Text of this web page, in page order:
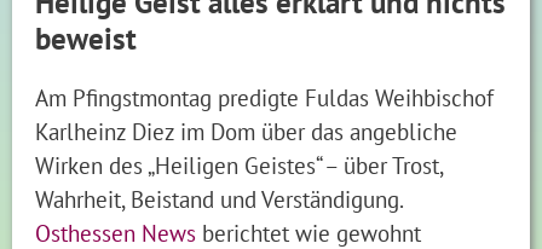
beweist
Am Pfingstmontag predigte Fuldas Weihbischof
Karlheinz Diez im Dom über das angebliche
Wirken des „Heiligen Geistes“ – über Trost,
Wahrheit, Beistand und Verständigung.
Osthessen News berichtet wie gewohnt